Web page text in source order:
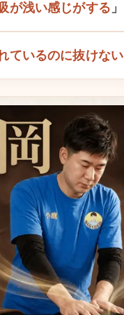
が浅い感じがする 」
ているのに抜けない